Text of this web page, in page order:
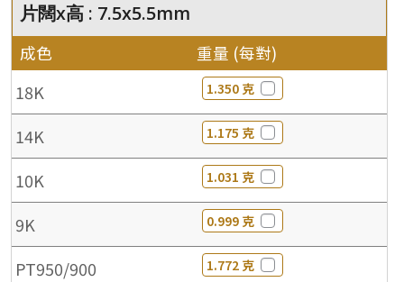
片闊x高 : 7.5x5.5mm
成色 重量 (每對)
18K 1.350 克
14K 1.175 克
10K 1.031 克
9K 0.999 克
PT950/900 1.772 克